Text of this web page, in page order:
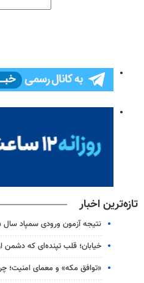
تازه‌ترین اخبار
نتیجه آزمون ورودی سمپاد سال ۱۴۰۵ اعلام شد
خیابان؛ قلب تپنده‌ای که دشمن
«توافق مکه» و معمای امنیت؛